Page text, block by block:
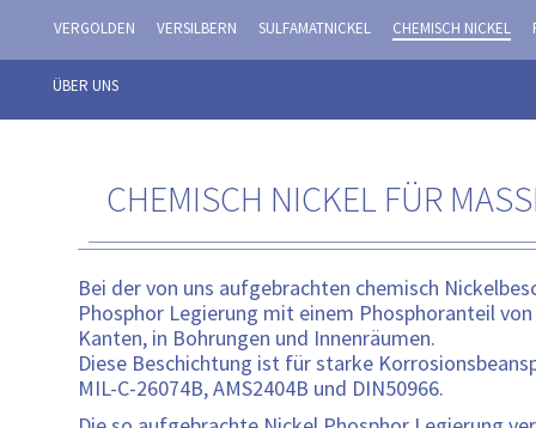
VERGOLDEN VERSILBERN SULFAMATNICKEL CHEMISCH NICKEL
ÜBER UNS
CHEMISCH NICKEL FÜR
Bei der von uns aufgebrachten chemisch
Phosphor Legierung mit einem Phosphoranteil
Kanten, in Bohrungen und Innenräumen.
Diese Beschichtung ist für starke
MIL-C-26074B, AMS2404B und DIN50966.